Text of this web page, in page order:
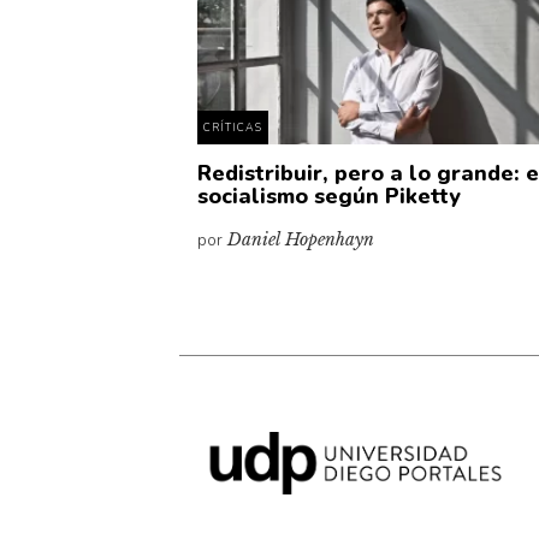
CRÍTICAS
Redistribuir, pero a lo grande:
socialismo según Piketty
porDaniel Hopenhayn